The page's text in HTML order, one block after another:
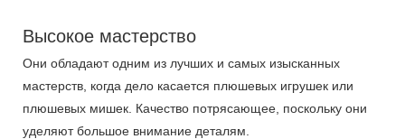
Высокое мастерство
Они обладают одним из лучших и самых изысканных
мастерств, когда дело касается плюшевых игрушек или
плюшевых мишек. Качество потрясающее, поскольку они
уделяют большое внимание деталям.